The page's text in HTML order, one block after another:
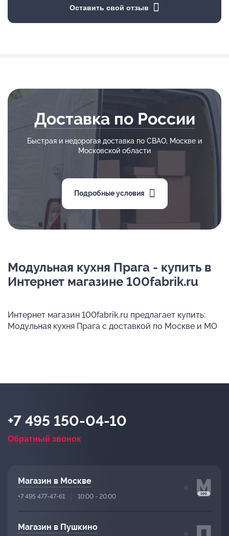
Оставить свой отзыв
Доставка по России
Быстрая и недорогая доставка по СВАО, Москве и
Московской области
Подробные условия
Модульная кухня Прага - купить в
Интернет магазине 100fabrik.ru
Интернет магазин 100fabrik.ru предлагает купить:
Модульная кухня Прага с доставкой по Москве и МО
+7 495 150-04-10
Обратный звонок
Магазин в Москве
+7 495 477-47-61 10:00 - 20:00
Магазин в Пушкино